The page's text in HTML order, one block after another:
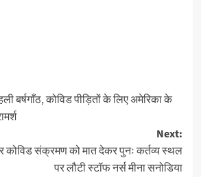
बर्षगाँठ, कोविड पीड़ितों के लिए अमेरिका के
Next:
कोविड संक्रमण को मात देकर पुनः कर्तव्य स्थल
पर लौटी स्टॉफ नर्स मीना सनोडिया